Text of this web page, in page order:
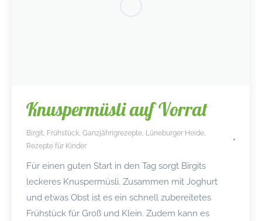
Knuspermüsli auf Vorrat
Birgit Frühstück Ganzjährigrezepte Lüneburger Heide
Rezepte für Kinder
Für einen guten Start in den Tag sorgt Birgits
leckeres Knuspermüsli. Zusammen mit Joghurt
und etwas Obst ist es ein schnell zubereitetes
Frühstück für Groß und Klein. Zudem kann es